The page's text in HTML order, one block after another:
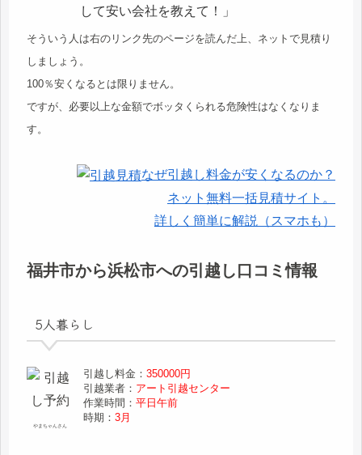
して安い会社を教えて！」
そういう人は右のリンク先のページを読んだ上、ネットで見積り
しましょう。
100％安くなるとは限りません。
ですが、必要以上な金額でボッタくられる危険性はなくなりま
す。
なぜ引越し料金が安くなるのか？
ネット無料一括見積サイト。
詳しく簡単に解説（スマホも）
福井市から浜松市への引越し口コミ情報
5人暮らし
やまちゃんさん
引越し料金：350000円
引越業者： アート引越センター
作業時間：平日午前
時期：3月